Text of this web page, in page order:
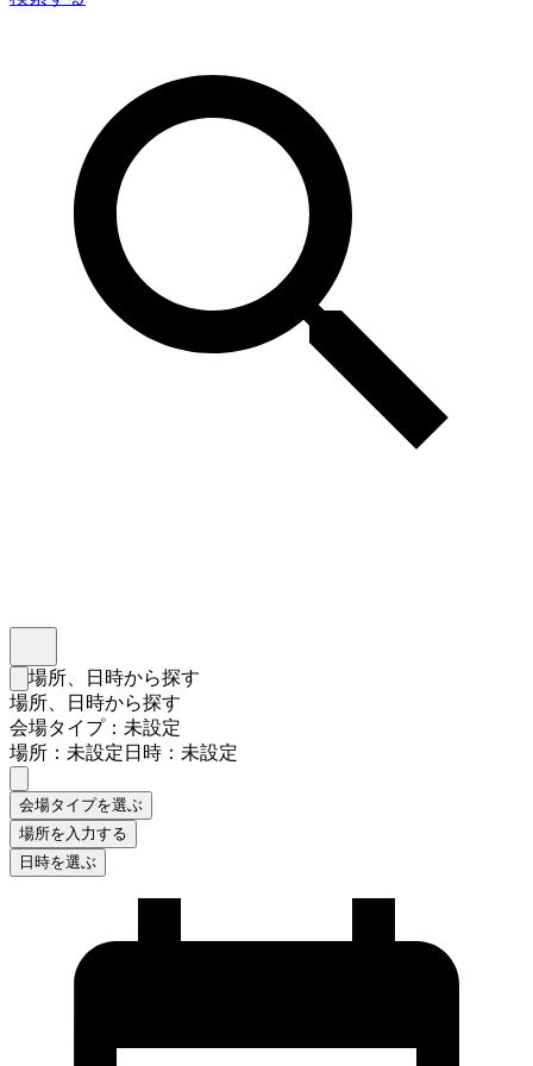
検索フォームを閉じる
場所、日時から探す
場所、日時から探す
会場タイプ：未設定
場所：未設定日時：未設定
会場タイプを選ぶ
場所を入力する
日時を選ぶ